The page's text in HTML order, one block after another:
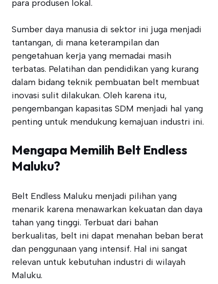
para produsen lokal.
Sumber daya manusia di sektor ini juga menjadi
tantangan, di mana keterampilan dan
pengetahuan kerja yang memadai masih
terbatas. Pelatihan dan pendidikan yang kurang
dalam bidang teknik pembuatan belt membuat
inovasi sulit dilakukan. Oleh karena itu,
pengembangan kapasitas SDM menjadi hal yang
penting untuk mendukung kemajuan industri ini.
Mengapa Memilih Belt Endless
Maluku?
Belt Endless Maluku menjadi pilihan yang
menarik karena menawarkan kekuatan dan daya
tahan yang tinggi. Terbuat dari bahan
berkualitas, belt ini dapat menahan beban berat
dan penggunaan yang intensif. Hal ini sangat
relevan untuk kebutuhan industri di wilayah
Maluku.